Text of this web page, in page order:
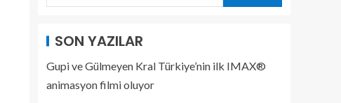
SON YAZILAR
Gupi ve Gülmeyen Kral Türkiye’nin ilk IMAX®
animasyon filmi oluyor